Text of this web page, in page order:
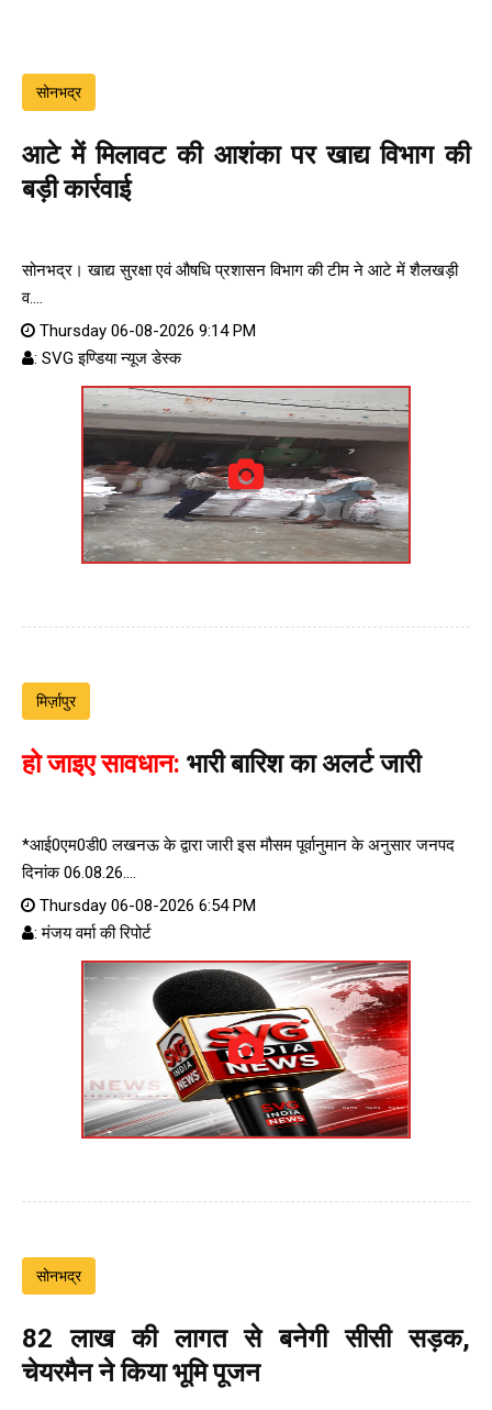
सोनभद्र
आटे में मिलावट की आशंका पर खाद्य विभाग की
बड़ी कार्रवाई
सोनभद्र। खाद्य सुरक्षा एवं औषधि प्रशासन विभाग की टीम ने आटे में शैलखड़ी
व....
Thursday 06-08-2026 9:14 PM
: SVG इण्डिया न्यूज डेस्क
मिर्ज़ापुर
हो जाइए सावधान: भारी बारिश का अलर्ट जारी
*आई0एम0डी0 लखनऊ के द्वारा जारी इस मौसम पूर्वानुमान के अनुसार जनपद
दिनांक 06.08.26....
Thursday 06-08-2026 6:54 PM
: मंजय वर्मा की रिपोर्ट
सोनभद्र
82 लाख की लागत से बनेगी सीसी सड़क,
चेयरमैन ने किया भूमि पूजन